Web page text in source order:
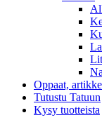
Oppaat,
Tutustu Tatuun
Kysy tuotteista